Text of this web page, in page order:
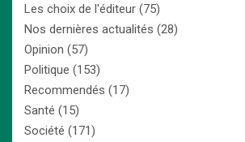
Les choix de l'éditeur (75)
Nos dernières actualités (28)
Opinion (57)
Politique (153)
Recommendés (17)
Santé (15)
Société (171)